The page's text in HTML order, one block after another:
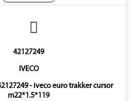
42127249
IVECO
- iveco euro trakker cursor
m22*1.5*119